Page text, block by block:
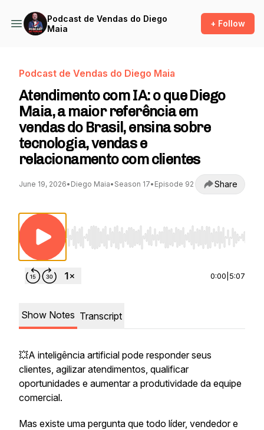
Podcast de Vendas do Diego
Maia
+ Follow
Podcast de Vendas do Diego Maia
Atendimento com IA: o que Diego
Maia, a maior referência em
vendas do Brasil, ensina sobre
tecnologia, vendas e
relacionamento com clientes
June 19, 2026• Diego Maia• Season 17• Episode 92 Share
Use Left/Right to seek, Home/End to jump to
0:00 5:07
Show Notes Transcript
💥A inteligência artificial pode responder seus
clientes, agilizar atendimentos, qualificar
oportunidades e aumentar a produtividade da equipe
comercial.
Mas existe uma pergunta que todo líder, vendedor e